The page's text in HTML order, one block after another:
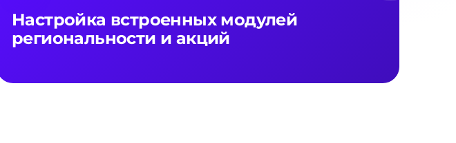
Настройка встроенных модулей
региональности и акций